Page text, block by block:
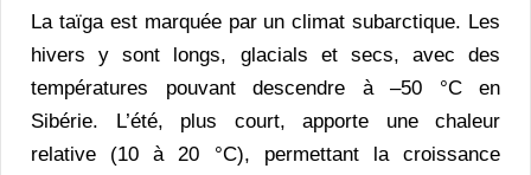
La taïga est marquée par un climat subarctique. Les
hivers y sont longs, glacials et secs, avec des
températures pouvant descendre à –50 °C en
Sibérie. L’été, plus court, apporte une chaleur
relative (10 à 20 °C), permettant la croissance